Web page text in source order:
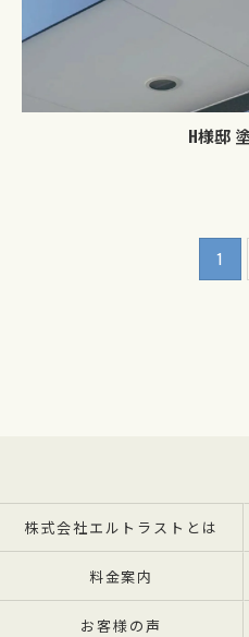
H様邸
1
株式会社エルトラストとは
料金案内
お客様の声